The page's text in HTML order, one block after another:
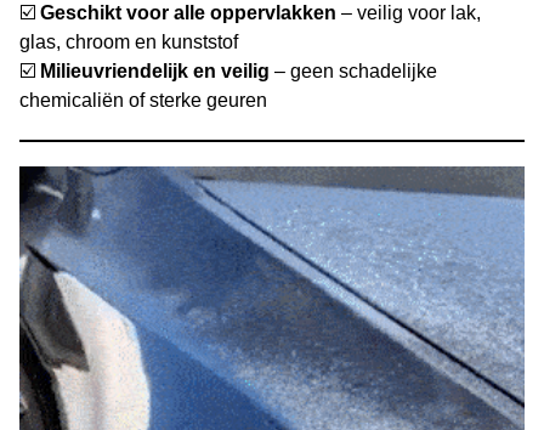
☑️ Geschikt voor alle oppervlakken – veilig voor lak,
glas, chroom en kunststof
☑️ Milieuvriendelijk en veilig – geen schadelijke
chemicaliën of sterke geuren